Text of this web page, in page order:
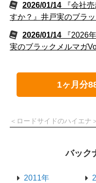
2026/01/14
『会社
すか？』井戸実のブラ
2026/01/14
『2026
実のブラックメルマガ
1ヶ月分
＜ロードサイドのハイエナ
バック
2011年